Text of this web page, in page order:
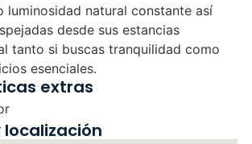
luminosidad natural constante así
desde sus estancias
tanto si buscas tranquilidad como
esenciales.
extras
localización